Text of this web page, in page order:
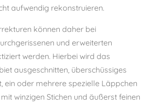
aufwendig rekonstruieren.
können daher bei
und erweiterten
werden. Hierbei wird das
ausgeschnitten, überschüssiges
ein oder mehrere spezielle Läppchen
winzigen Stichen und äußerst feinen